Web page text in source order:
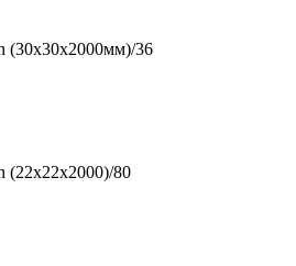
(30x30x2000мм)/36
(22х22х2000)/80